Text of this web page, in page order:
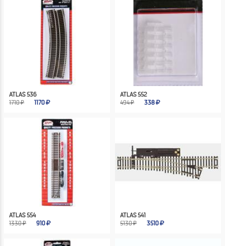
ATLAS 536
1710 ₽
1170
ATLAS 552
494 ₽
338
ATLAS 554
1330 ₽
910
ATLAS 541
5130 ₽
3510